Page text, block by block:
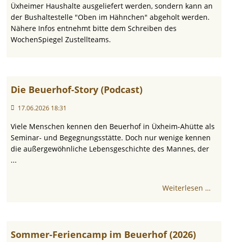
Üxheimer Haushalte ausgeliefert werden, sondern kann an
der Bushaltestelle "Oben im Hähnchen" abgeholt werden.
Nähere Infos entnehmt bitte dem Schreiben des
WochenSpiegel Zustellteams.
Die Beuerhof-Story (Podcast)
17.06.2026 18:31
Viele Menschen kennen den Beuerhof in Üxheim-Ahütte als
Seminar- und Begegnungsstätte. Doch nur wenige kennen
die außergewöhnliche Lebensgeschichte des Mannes, der
...
Weiterlesen …
Sommer-Feriencamp im Beuerhof (2026)